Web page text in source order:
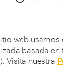
web
basada
Visita nuestra